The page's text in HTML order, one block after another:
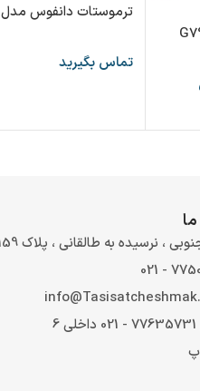
ترموستات دانفوس مدل KP75
تماس بگیرید
ما
، نرسیده به طالقانی ، پلاک 159